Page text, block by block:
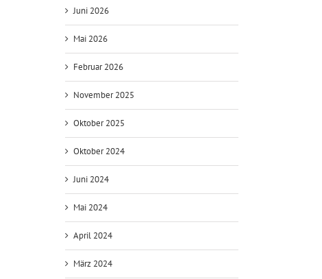
Juni 2026
Mai 2026
Februar 2026
November 2025
Oktober 2025
Oktober 2024
Juni 2024
Mai 2024
April 2024
März 2024